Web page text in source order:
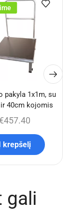
pakyla 1x1m, su
40cm kojomis
€457.40
krepšelį
gali